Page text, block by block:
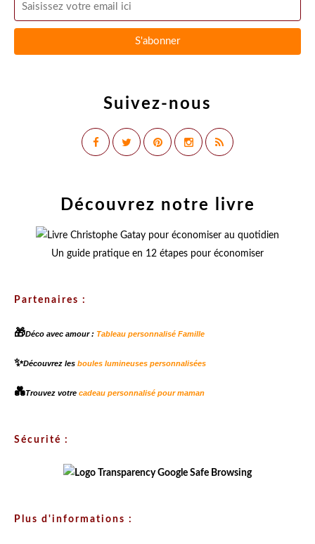
Suivez-nous
Découvrez notre livre
Un guide pratique en 12 étapes pour économiser
Partenaires :
🎁Déco avec amour : Tableau personnalisé Famille
✨Découvrez les boules lumineuses personnalisées
💑Trouvez votre cadeau personnalisé pour maman
Sécurité :
Plus d'informations :